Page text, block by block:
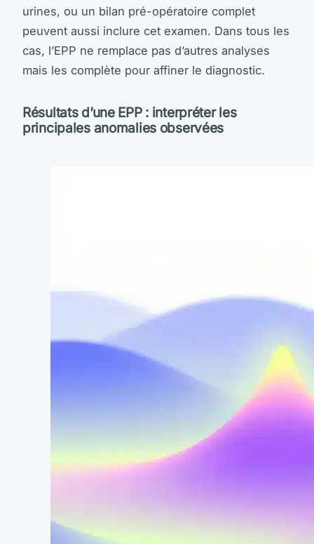
urines, ou un bilan pré-opératoire complet
peuvent aussi inclure cet examen. Dans tous les
cas, l’EPP ne remplace pas d’autres analyses
mais les complète pour affiner le diagnostic.
Résultats d’une EPP : interpréter les
principales anomalies observées